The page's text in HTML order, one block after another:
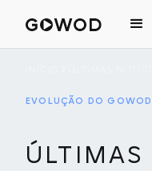
EVOLUÇÃO DO GOWOD